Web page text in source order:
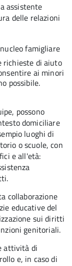
assistente
delle relazioni
famigliare
richieste di aiuto
ai minori
possibile.
, possono
domiciliare
luoghi di
o scuole, con
e all'età:
collaborazione
educative del
sui diritti
genitoriali.
attività di
e, in caso di